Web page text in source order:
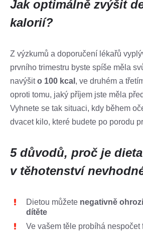
Jak optimálně zvýšit
kalorií?
Z výzkumů a doporučení lékařů
prvního trimestru byste spíše měla
navýšito 100 kcal , ve druhém a
oproti tomu, jaký příjem jste měla
Vyhnete se tak situaci, kdy během
dvacet kilo, které budete po porodu
5 důvodů, proč je dieta
v těhotenství
Dietou můžete negativně
dítěte
Ve vašem těle probíhá nespočet